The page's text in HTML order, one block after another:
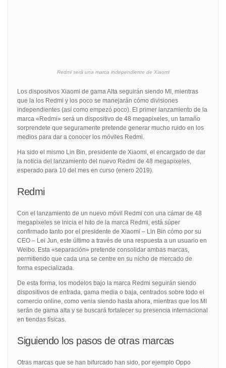
Redmi será una marca independiente de Xiaomi
Los dispositvos Xiaomi de gama Alta seguirán siendo MI, mientras
que la los Redmi y los poco se manejarán cómo divisiones
independientes (así como empezó poco). El primer lanzamiento de la
marca «Redmi» será un dispositivo de 48 megapixeles, un tamaño
sorprendete que seguramente pretende generar mucho ruido en los
medios para dar a conocer los móviles Redmi.
Ha sido el mismo Lin Bin, presidente de Xiaomi, el encargado de dar
la noticia del lanzamiento del nuevo Redmi de 48 megapixeles,
esperado para 10 del mes en curso (enero 2019).
Redmi
Con el lanzamiento de un nuevo móvil Redmi con una cámar de 48
megapixeles se inicia el hito de la marca Redmi, está súper
confirmado tanto por el presidente de Xiaomi – Lin Bin cómo por su
CEO – Lei Jun, este último a través de una respuesta a un usuario en
Weibo. Esta «separación» pretende consolidar ambas marcas,
permitiendo que cada una se centre en su nicho de mercado de
forma especializada.
De esta forma, los modelos bajo la marca Redmi seguirán siendo
dispositivos de entrada, gama media o baja, centrados sobre todo el
comercio online, como venia siendo hasta ahora, mientras que los MI
serán de gama alta y se buscará fortalecer su presencia internacional
en tiendas físicas.
Siguiendo los pasos de otras marcas
Otras marcas que se han bifurcado han sido, por ejemplo Oppo